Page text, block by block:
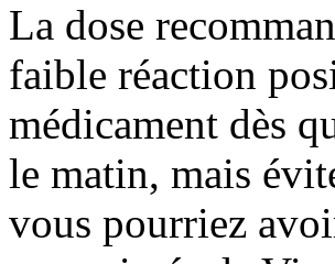
La dose
faible réaction
médicament dès
le matin, mais
vous pourriez